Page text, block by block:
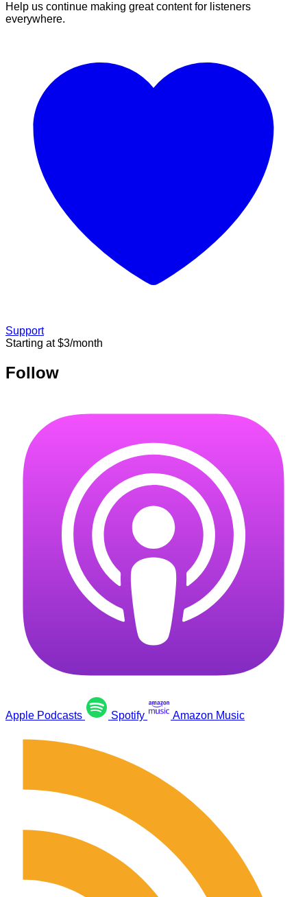
Help us continue making great content for listeners
everywhere.
Support
Starting at $3/month
Follow
Apple Podcasts Spotify Amazon Music